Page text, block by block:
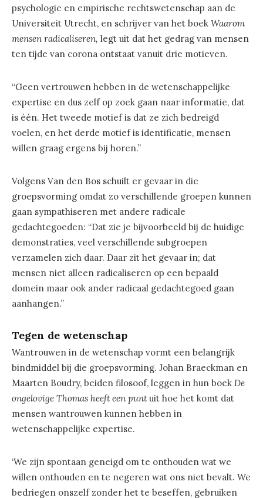
psychologie en empirische rechtswetenschap aan de
Universiteit Utrecht, en schrijver van het boek Waarom
mensen radicaliseren, legt uit dat het gedrag van mensen
ten tijde van corona ontstaat vanuit drie motieven.
“Geen vertrouwen hebben in de wetenschappelijke
expertise en dus zelf op zoek gaan naar informatie, dat
is één. Het tweede motief is dat ze zich bedreigd
voelen, en het derde motief is identificatie, mensen
willen graag ergens bij horen.”
Volgens Van den Bos schuilt er gevaar in die
groepsvorming omdat zo verschillende groepen kunnen
gaan sympathiseren met andere radicale
gedachtegoeden: “Dat zie je bijvoorbeeld bij de huidige
demonstraties, veel verschillende subgroepen
verzamelen zich daar. Daar zit het gevaar in; dat
mensen niet alleen radicaliseren op een bepaald
domein maar ook ander radicaal gedachtegoed gaan
aanhangen.”
Tegen de wetenschap
Wantrouwen in de wetenschap vormt een belangrijk
bindmiddel bij die groepsvorming. Johan Braeckman en
Maarten Boudry, beiden filosoof, leggen in hun boek De
ongelovige Thomas heeft een puntuit hoe het komt dat
mensen wantrouwen kunnen hebben in
wetenschappelijke expertise.
‘We zijn spontaan geneigd om te onthouden wat we
willen onthouden en te negeren wat ons niet bevalt. We
bedriegen onszelf zonder het te beseffen, gebruiken